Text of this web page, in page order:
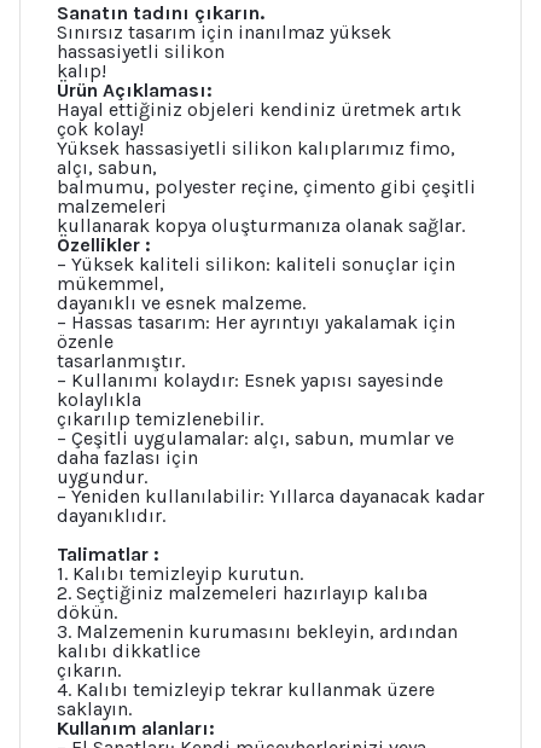
Sanatın tadını çıkarın.
Sınırsız tasarım için inanılmaz yüksek
hassasiyetli silikon
kalıp!
Ürün Açıklaması:
Hayal ettiğiniz objeleri kendiniz üretmek artık
çok kolay!
Yüksek hassasiyetli silikon kalıplarımız fimo,
alçı, sabun,
balmumu, polyester reçine, çimento gibi çeşitli
malzemeleri
kullanarak kopya oluşturmanıza olanak sağlar.
Özellikler :
– Yüksek kaliteli silikon: kaliteli sonuçlar için
mükemmel,
dayanıklı ve esnek malzeme.
– Hassas tasarım: Her ayrıntıyı yakalamak için
özenle
tasarlanmıştır.
– Kullanımı kolaydır: Esnek yapısı sayesinde
kolaylıkla
çıkarılıp temizlenebilir.
– Çeşitli uygulamalar: alçı, sabun, mumlar ve
daha fazlası için
uygundur.
– Yeniden kullanılabilir: Yıllarca dayanacak kadar
dayanıklıdır.
Talimatlar :
1. Kalıbı temizleyip kurutun.
2. Seçtiğiniz malzemeleri hazırlayıp kalıba
dökün.
3. Malzemenin kurumasını bekleyin, ardından
kalıbı dikkatlice
çıkarın.
4. Kalıbı temizleyip tekrar kullanmak üzere
saklayın.
Kullanım alanları: